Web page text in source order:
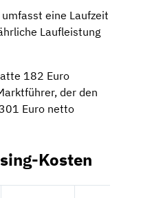
eine Laufzeit
Laufleistung
182 Euro
der den
Euro netto
Kosten